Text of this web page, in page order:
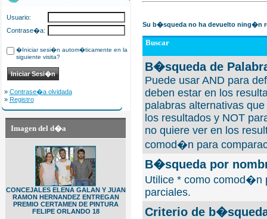
Usuario:
Contrase�a:
�Iniciar sesi�n autom�ticamente en la
siguiente visita?
» Contrase�a olvidada
» Registro
Imagen del d�a
CONCEJALES ELENA GALAN Y JUAN
RAMON HERNANDEZ ENTREGAN
PREMIO CERTAMEN DE PINTURA
FELIPE ORLANDO 18
Su b�squeda no ha devuelto ning�n
Buscar
B�squeda de
Puede usar AND para
deben estar en los
palabras alternativas
los resultados y NOT
no quiere ver en los
comod�n para
B�squeda por
Utilice * como comod�n
parciales.
Criterio de